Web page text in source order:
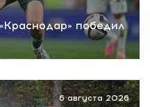
победил
6 августа 2026